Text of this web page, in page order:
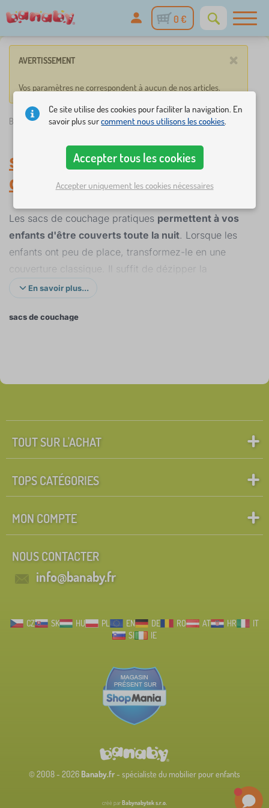
0 €
×
AVERTISSEMENT
Vos paramètres ne correspondent à aucun de nos articles.
Banaby.fr »Draps/Linge de lit enfant/sacs de couchage
sacs de couchage-Linge
de lit enfant
Les sacs de couchage pratiques permettent à vos
enfants d'être couverts toute la nuit. Lorsque les
enfants ont peu de place, transformez-le en une
couverture classique. Il suffit de dézipper la
fermeture à glissière latérale. Des coussins sont
En savoir plus...
sacs de couchage
TOUT SUR L'ACHAT
TOPS CATÉGORIES
MON COMPTE
NOUS CONTACTER
info@banaby.fr
CZ SK HU PL EN DE RO AT HR
IT
SI
IE
© 2008 - 2026 Banaby.fr- spécialiste du mobilier pour enfants
créé parBabynabytek s.r.o.
Ce site utilise des cookies pour faciliter la navigation. En
savoir plus surcomment nous utilisons les cookies.
Accepter tous les cookies
Accepter uniquement les cookies nécessaires